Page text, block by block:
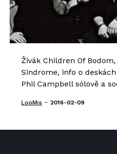
Živák Children Of
Sindrome, info o
Phil Campbell sólově a
LooMis - 2016-02-09